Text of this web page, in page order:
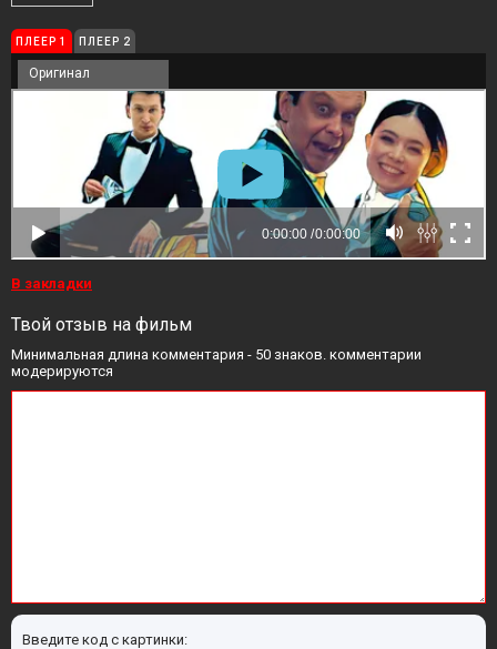
ПЛЕЕР 1 ПЛЕЕР 2
Оригинал
В закладки
Твой отзыв на фильм
Минимальная длина комментария - 50 знаков. комментарии
модерируются
Введите код с картинки: